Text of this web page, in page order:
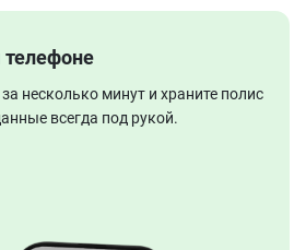
несколько минут и храните полис
всегда под рукой.